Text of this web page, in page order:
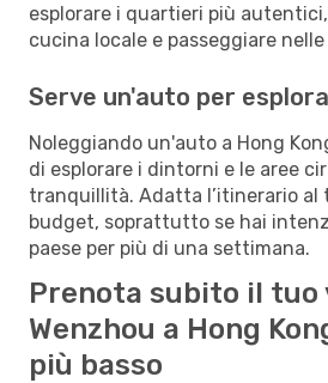
esplorare i quartieri più
cucina locale e passeggiare
Serve un'auto per
Noleggiando un'auto a Hong
di esplorare i dintorni e le aree
tranquillità. Adatta l’itinerario al
budget, soprattutto se hai
paese per più di una settimana.
Prenota subito il tuo
Wenzhou a Hong
più basso